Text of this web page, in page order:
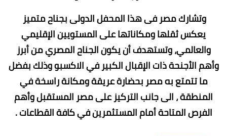
وتشارك مصر فى هذا المحفل الدولى بجناح متميز
يعكس ثقلها ومكاناتها على المستويين الإقليمي
والعالمي، وتستهدف أن يكون الجناح المصري من أبرز
وأهم الأجنحة ذات الإقبال الكبير في الاكسبو وذلك بفضل
ما تتمتع به مصر بحضارة عريقة ومكانة راسخة في
المنطقة ، الى جانب التركيز على مصر المستقبل وأهم
الفرص المتاحة أمام المستثمرين في كافة القطاعات .